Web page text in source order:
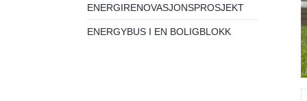
ENERGIRENOVASJONSPROSJEKT
ENERGYBUS I EN BOLIGBLOKK